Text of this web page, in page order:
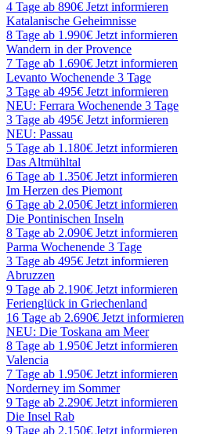
4 Tage ab 890€ Jetzt informieren
Katalanische Geheimnisse
8 Tage ab 1.990€ Jetzt informieren
Wandern in der Provence
7 Tage ab 1.690€ Jetzt informieren
Levanto Wochenende 3 Tage
3 Tage ab 495€ Jetzt informieren
NEU: Ferrara Wochenende 3 Tage
3 Tage ab 495€ Jetzt informieren
NEU: Passau
5 Tage ab 1.180€ Jetzt informieren
Das Altmühltal
6 Tage ab 1.350€ Jetzt informieren
Im Herzen des Piemont
6 Tage ab 2.050€ Jetzt informieren
Die Pontinischen Inseln
8 Tage ab 2.090€ Jetzt informieren
Parma Wochenende 3 Tage
3 Tage ab 495€ Jetzt informieren
Abruzzen
9 Tage ab 2.190€ Jetzt informieren
Ferienglück in Griechenland
16 Tage ab 2.690€ Jetzt informieren
NEU: Die Toskana am Meer
8 Tage ab 1.950€ Jetzt informieren
Valencia
7 Tage ab 1.950€ Jetzt informieren
Norderney im Sommer
9 Tage ab 2.290€ Jetzt informieren
Die Insel Rab
9 Tage ab 2.150€ Jetzt informieren